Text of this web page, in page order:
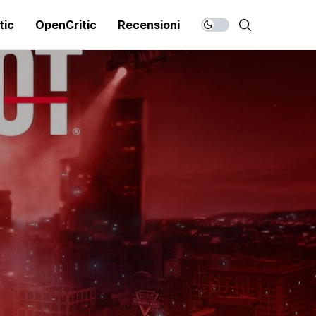
OpenCritic Recensioni